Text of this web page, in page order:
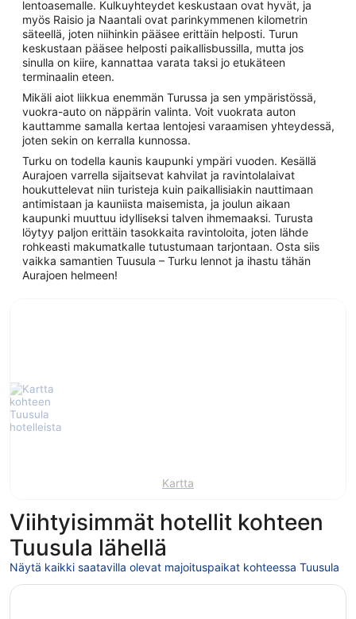
lentoasemalle. Kulkuyhteydet keskustaan ovat hyvät, ja
myös Raisio ja Naantali ovat parinkymmenen kilometrin
säteellä, joten niihinkin pääsee erittäin helposti. Turun
keskustaan pääsee helposti paikallisbussilla, mutta jos
sinulla on kiire, kannattaa varata taksi jo etukäteen
terminaalin eteen.
Mikäli aiot liikkua enemmän Turussa ja sen ympäristössä,
vuokra-auto on näppärin valinta. Voit vuokrata auton
kauttamme samalla kertaa lentojesi varaamisen yhteydessä,
joten sekin on kerralla kunnossa.
Turku on todella kaunis kaupunki ympäri vuoden. Kesällä
Aurajoen varrella sijaitsevat kahvilat ja ravintolalaivat
houkuttelevat niin turisteja kuin paikallisiakin nauttimaan
antimistaan ja kauniista maisemista, ja joulun aikaan
kaupunki muuttuu idylliseksi talven ihmemaaksi. Turusta
löytyy paljon erittäin tasokkaita ravintoloita, joten lähde
rohkeasti makumatkalle tutustumaan tarjontaan. Osta siis
vaikka samantien Tuusula – Turku lennot ja ihastu tähän
Aurajoen helmeen!
Kartta
Viihtyisimmät hotellit kohteen
Tuusula lähellä
Näytä kaikki saatavilla olevat majoituspaikat kohteessa Tuusula
Avautuu uuteen ikkunaan
Clarion Hotel Helsinki Airport